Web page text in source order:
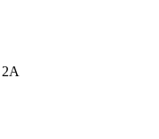
2А